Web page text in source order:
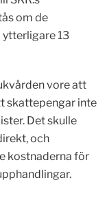
om de
13
vore att
skattepengar inte
Det skulle
och
kostnaderna för